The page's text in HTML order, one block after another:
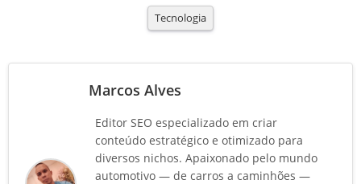
Tecnologia
Marcos Alves
Editor SEO especializado em criar
conteúdo estratégico e otimizado para
diversos nichos. Apaixonado pelo mundo
automotivo — de carros a caminhões —